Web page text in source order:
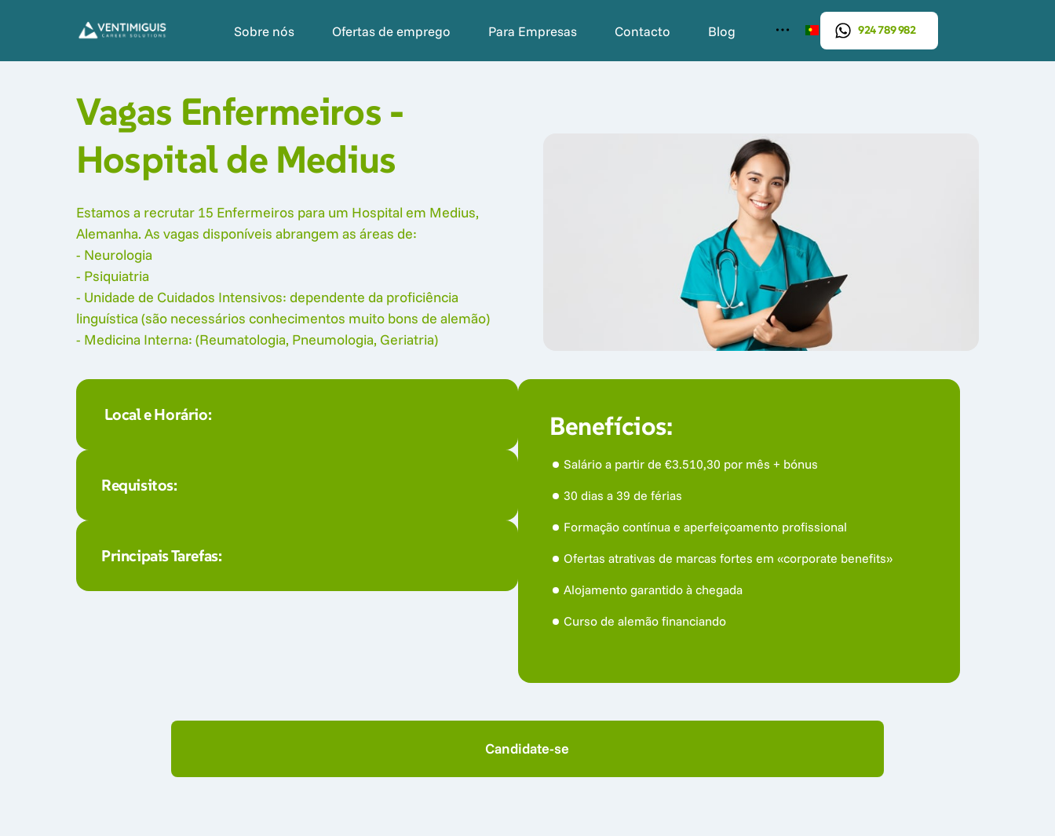
Sobre nós Ofertas de emprego Para Empresas Contacto Blog 924 789 982
Vagas Enfermeiros -
Hospital de Medius
Estamos a recrutar 15 Enfermeiros para um Hospital em Medius,
Alemanha. As vagas disponíveis abrangem as áreas de:
- Neurologia
- Psiquiatria
- Unidade de Cuidados Intensivos: dependente da proficiência
linguística (são necessários conhecimentos muito bons de alemão)
- Medicina Interna: (Reumatologia, Pneumologia, Geriatria)
Local e Horário:
Requisitos:
Principais Tarefas:
Benefícios:
Salário a partir de €3.510,30 por mês + bónus
30 dias a 39 de férias
Formação contínua e aperfeiçoamento profissional
Ofertas atrativas de marcas fortes em «corporate benefits»
Alojamento garantido à chegada
Curso de alemão financiando
Candidate-se